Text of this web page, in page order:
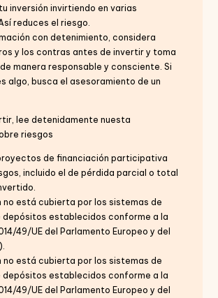
inversión invirtiendo en varias
reduces el riesgo.
con detenimiento, considera
y los contras antes de invertir y toma
manera responsable y consciente. Si
algo, busca el asesoramiento de un
lee detenidamente nuesta
riesgos
de financiación participativa
incluido el de pérdida parcial o total
no está cubierta por los sistemas de
depósitos establecidos conforme a la
49/UE del Parlamento Europeo y del
no está cubierta por los sistemas de
depósitos establecidos conforme a la
49/UE del Parlamento Europeo y del